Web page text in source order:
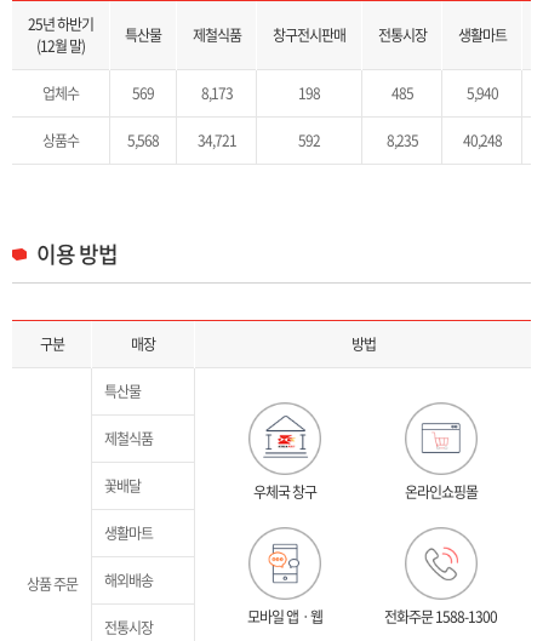
25년 하반기
(12월 말)
특산물 제철식품 창구전시판매 전통시장 생활마트
업체수 569 8,173 198 485 5,940
상품수 5,568 34,721 592 8,235 40,248
이용 방법
매장별 이용 방법 안내 목록으로 구분, 매장, 방법을 제공합니다.
구분 매장 방법
상품 주문
특산물
우체국 창구 온라인쇼핑몰
모바일 앱ㆍ웹 전화주문1588-1300
제철식품
꽃배달
생활마트
해외배송
전통시장